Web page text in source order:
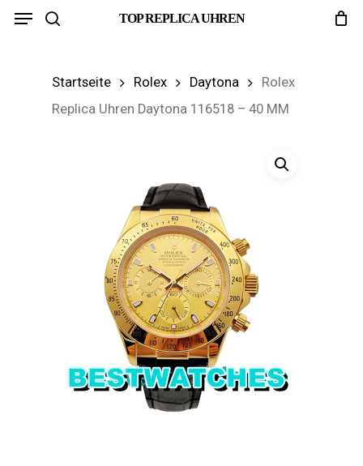
Skip
TOP REPLICA UHREN
Menu
Startseite Rolex Daytona
Rolex
Replica Uhren Daytona 116518 – 40 MM